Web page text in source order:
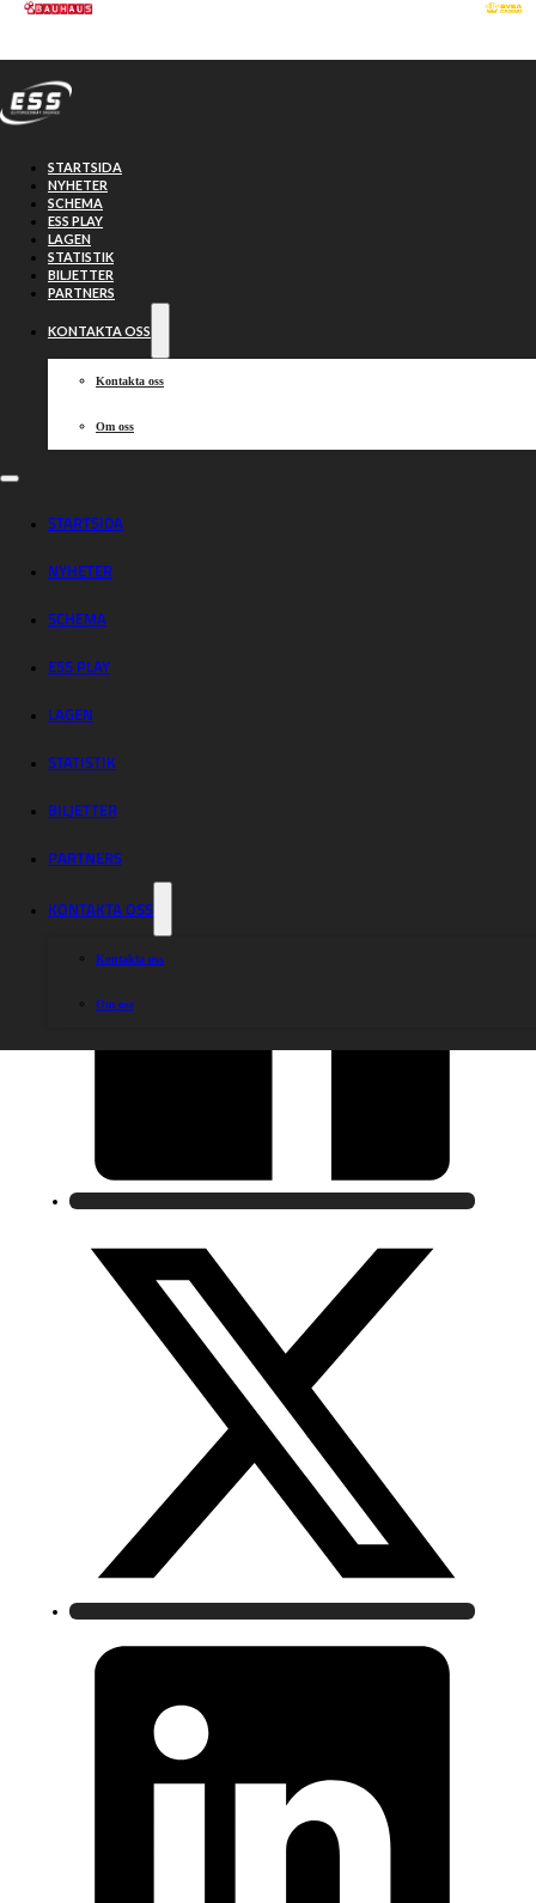
Hoppa till huvudinnehåll
STARTSIDA
NYHETER
SCHEMA
ESS PLAY
LAGEN
STATISTIK
BILJETTER
PARTNERS
KONTAKTA OSS
Kontakta oss
Om oss
STARTSIDA
NYHETER
SCHEMA
ESS PLAY
LAGEN
STATISTIK
BILJETTER
PARTNERS
KONTAKTA OSS
Kontakta oss
Om oss
Sammanfattning:
Rospiggarna –
Lejonen
Dela nyheten: